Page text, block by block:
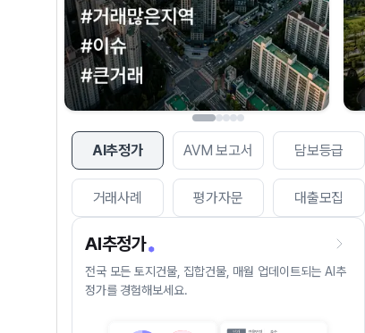
AI추정가 AVM 보고서 담보등급
거래사례 평가자문 대출모집
AI추정가
전국 모든 토지건물, 집합건물, 매월 업데이트되는 AI추
정가를 경험해보세요.